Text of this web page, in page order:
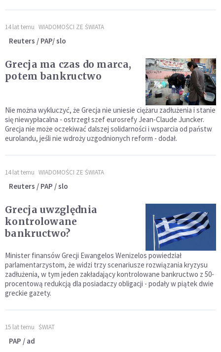
14 lat temu WIADOMOŚCI ZE ŚWIATA
Reuters / PAP/ slo
Grecja ma czas do marca,
potem bankructwo
Nie można wykluczyć, że Grecja nie uniesie ciężaru zadłużenia i stanie
się niewypłacalna - ostrzegł szef eurosrefy Jean-Claude Juncker.
Grecja nie może oczekiwać dalszej solidarności i wsparcia od państw
eurolandu, jeśli nie wdroży uzgodnionych reform - dodał.
14 lat temu WIADOMOŚCI ZE ŚWIATA
Reuters / PAP / slo
Grecja uwzględnia
kontrolowane
bankructwo?
Minister finansów Grecji Ewangelos Wenizelos powiedział
parlamentarzystom, że widzi trzy scenariusze rozwiązania kryzysu
zadłużenia, w tym jeden zakładający kontrolowane bankructwo z 50-
procentową redukcją dla posiadaczy obligacji - podały w piątek dwie
greckie gazety.
15 lat temu ŚWIAT
PAP / ad